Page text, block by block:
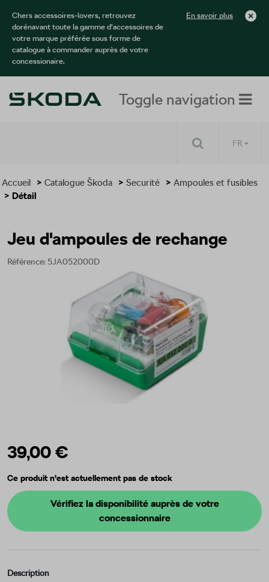
Chers accessoires-lovers, retrouvez
dorénavant toute la gamme d’accessoires de
votre marque préférée sous forme de
catalogue à commander auprès de votre
concessionaire.
En savoir plus
Toggle navigation
FR
Accueil > Catalogue Škoda > Securité > Ampoules et fusibles
> Détail
Jeu d'ampoules de rechange
Référence: 5JA052000D
39,00 €
Ce produit n'est actuellement pas de stock
Vérifiez la disponibilité auprès de votre
concessionnaire
Description